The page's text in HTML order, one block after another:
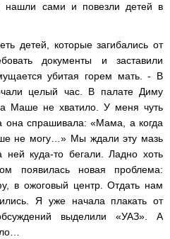
нашли сами и повезли детей в
детей, которые загибались от
документы и заставили
убитая горем мать. - В
целый час. В палате Диму
Маше не хватило. У меня чуть
она спрашивала: «Мама, а когда
не могу…» Мы ждали эту мазь
куда-то бегали. Ладно хоть
появилась новая проблема:
в ожоговый центр. Отдать нам
Я уже начала плакать от
выделили «УАЗ». А